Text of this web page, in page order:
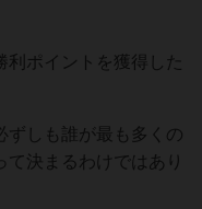
ポイントを獲得した
ずしも誰が最も多くの
て決まるわけではあり